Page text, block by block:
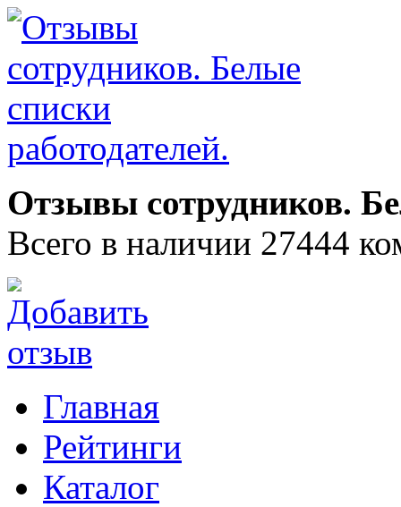
Отзывы сотрудников.
Всего в наличии 27444
Главная
Рейтинги
Каталог